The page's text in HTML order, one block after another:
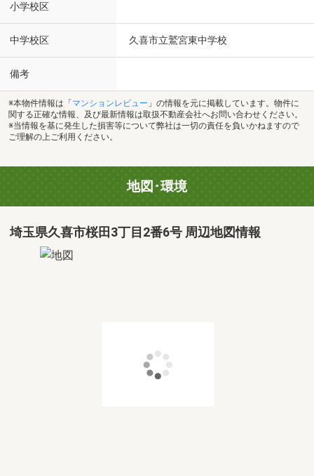
小学校区
中学校区 久喜市立鷲宮東中学校
備考
※本物件情報は「 マンションレビュー 」の情報を元に掲載しています。物件に
関する正確な情報、及び最新情報は取扱不動産会社へお問い合わせください。
※当情報を基に発生した損害等について弊社は一切の責任を負いかねますので
ご理解の上ご利用ください。
地図･環境
埼玉県久喜市桜田3丁目2番6号 周辺地図情報